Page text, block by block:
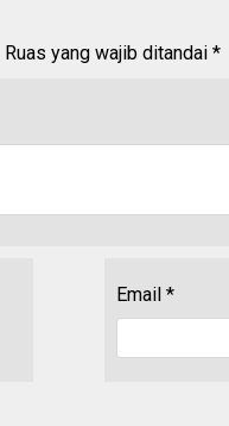
Ruas yang wajib ditandai *
Email *